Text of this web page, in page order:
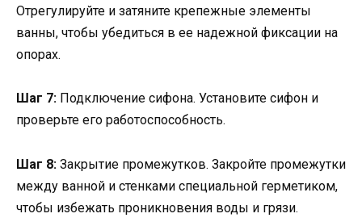
Отрегулируйте и затяните крепежные элементы
ванны, чтобы убедиться в ее надежной фиксации на
опорах.
Шаг 7: Подключение сифона. Установите сифон и
проверьте его работоспособность.
Шаг 8: Закрытие промежутков. Закройте промежутки
между ванной и стенками специальной герметиком,
чтобы избежать проникновения воды и грязи.